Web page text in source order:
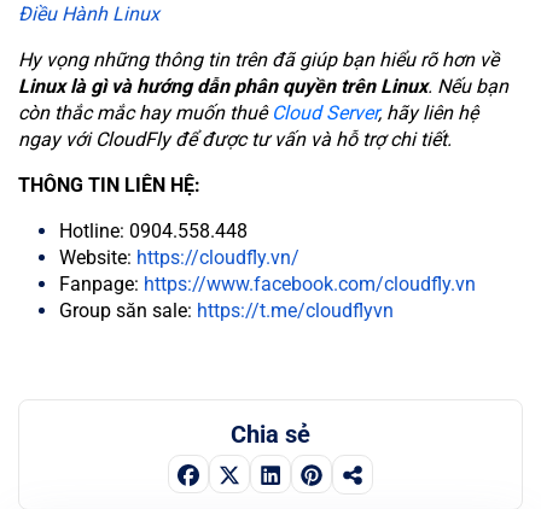
Điều Hành Linux
Hy vọng những thông tin trên đã giúp bạn hiểu rõ hơn về
Linux là gì và hướng dẫn phân quyền trên Linux. Nếu bạn
còn thắc mắc hay muốn thuê Cloud Server, hãy liên hệ
ngay với CloudFly để được tư vấn và hỗ trợ chi tiết.
THÔNG TIN LIÊN HỆ:
Hotline: 0904.558.448
Website: https://cloudfly.vn/
Fanpage: https://www.facebook.com/cloudfly.vn
Group săn sale: https://t.me/cloudflyvn
Chia sẻ